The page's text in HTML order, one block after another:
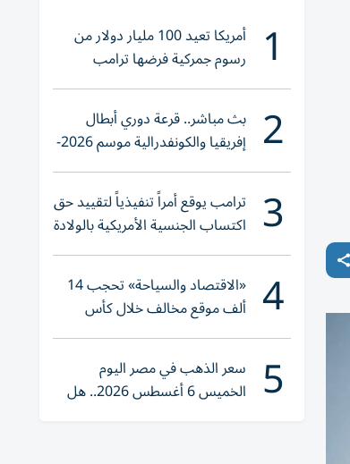
1 أمريكا تعيد 100 مليار دولار من
رسوم جمركية فرضها ترامب
2 بث مباشر.. قرعة دوري أبطال
إفريقيا والكونفدرالية موسم 2026-
2027
3 ترامب يوقع أمراً تنفيذياً لتقييد حق
اكتساب الجنسية الأمريكية بالولادة
4 «الاقتصاد والسياحة» تحجب 14
ألف موقع مخالف خلال كأس
العالم 2026
5 سعر الذهب في مصر اليوم
الخميس 6 أغسطس 2026.. هل